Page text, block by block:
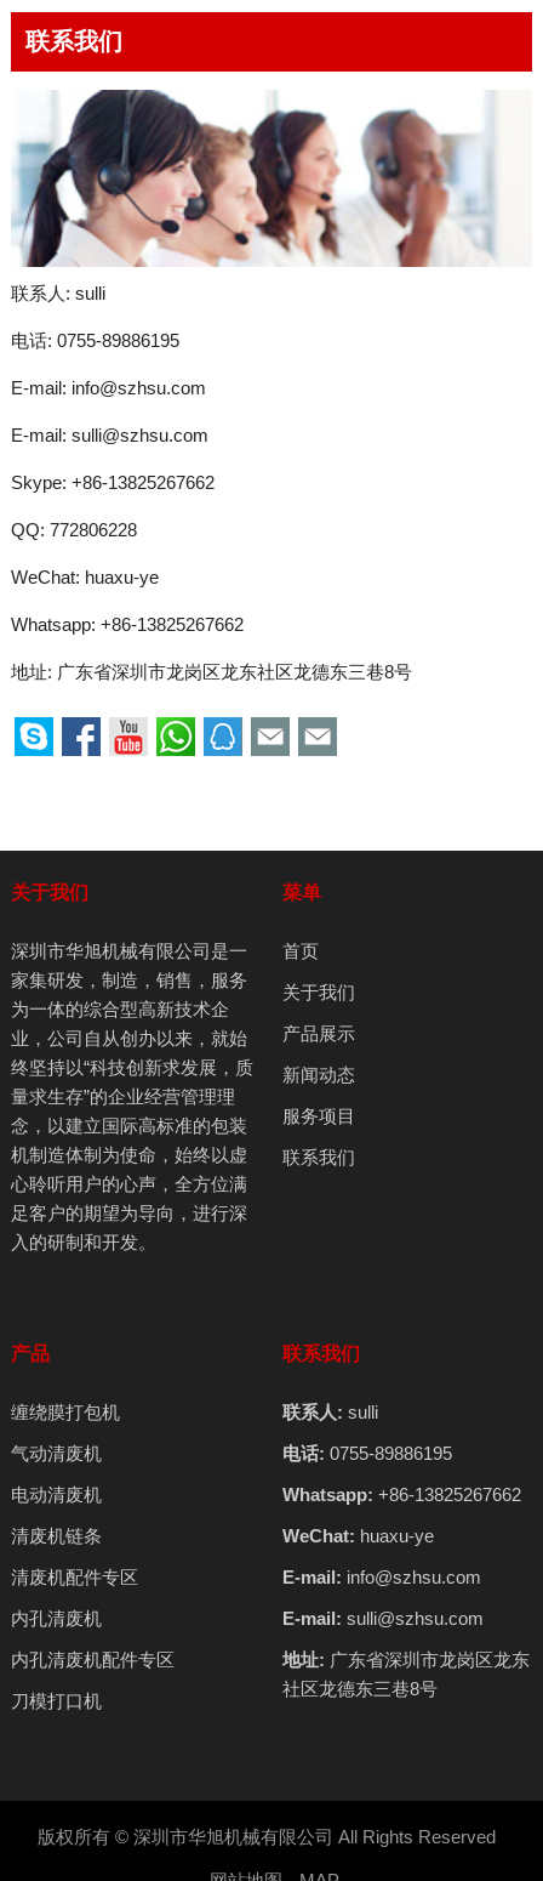
联系我们
联系人: sulli
电话: 0755-89886195
E-mail: info@szhsu.com
E-mail: sulli@szhsu.com
Skype: +86-13825267662
QQ: 772806228
WeChat: huaxu-ye
Whatsapp: +86-13825267662
地址: 广东省深圳市龙岗区龙东社区龙德东三巷8号
关于我们
深圳市华旭机械有限公司是一
家集研发，制造，销售，服务
为一体的综合型高新技术企
业，公司自从创办以来，就始
终坚持以“科技创新求发展，质
量求生存”的企业经营管理理
念，以建立国际高标准的包装
机制造体制为使命，始终以虚
心聆听用户的心声，全方位满
足客户的期望为导向，进行深
入的研制和开发。
菜单
首页
关于我们
产品展示
新闻动态
服务项目
联系我们
产品
缠绕膜打包机
气动清废机
电动清废机
清废机链条
清废机配件专区
内孔清废机
内孔清废机配件专区
刀模打口机
联系我们
联系人: sulli
电话: 0755-89886195
Whatsapp: +86-13825267662
WeChat: huaxu-ye
E-mail: info@szhsu.com
E-mail: sulli@szhsu.com
地址: 广东省深圳市龙岗区龙东
社区龙德东三巷8号
版权所有 © 深圳市华旭机械有限公司 All Rights Reserved